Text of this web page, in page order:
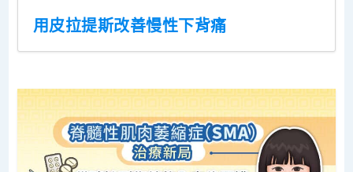
用皮拉提斯改善慢性下背痛